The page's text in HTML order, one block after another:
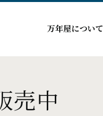
万年屋について
売中